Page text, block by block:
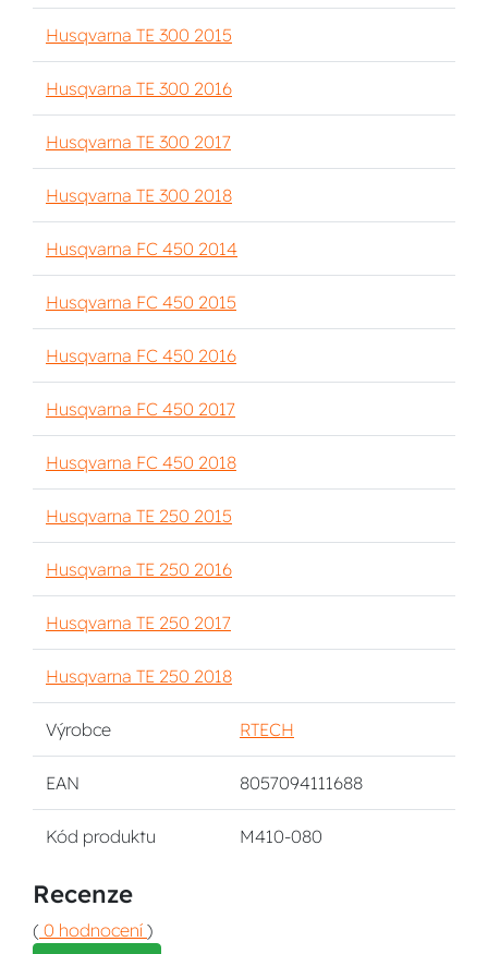
Husqvarna TE 300 2015
Husqvarna TE 300 2016
Husqvarna TE 300 2017
Husqvarna TE 300 2018
Husqvarna FC 450 2014
Husqvarna FC 450 2015
Husqvarna FC 450 2016
Husqvarna FC 450 2017
Husqvarna FC 450 2018
Husqvarna TE 250 2015
Husqvarna TE 250 2016
Husqvarna TE 250 2017
Husqvarna TE 250 2018
Výrobce RTECH
EAN 8057094111688
Kód produktu M410-080
Recenze
( 0 hodnocení )